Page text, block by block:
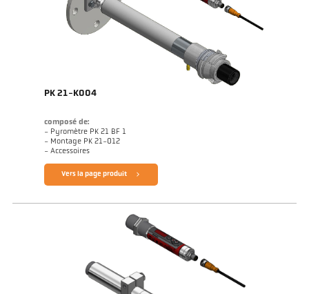
PK 21-K004
composé de:
- Pyromètre PK 21 BF 1
- Montage PK 21-012
- Accessoires
Vers la page produit